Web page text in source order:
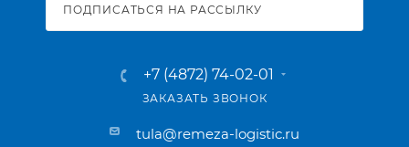
ПОДПИСАТЬСЯ НА РАССЫЛКУ
+7 (4872) 74-02-01
ЗАКАЗАТЬ ЗВОНОК
tula@remeza-logistic.ru